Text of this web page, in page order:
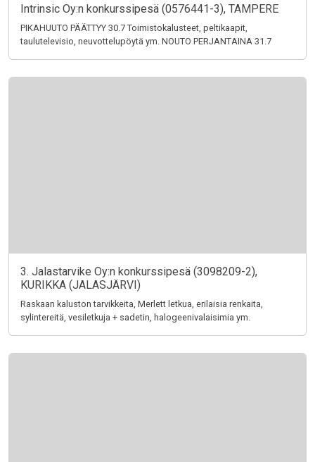
Intrinsic Oy:n konkurssipesä (0576441-3), TAMPERE
PIKAHUUTO PÄÄTTYY 30.7 Toimistokalusteet, peltikaapit,
taulutelevisio, neuvottelupöytä ym. NOUTO PERJANTAINA 31.7
3. Jalastarvike Oy:n konkurssipesä (3098209-2),
KURIKKA (JALASJÄRVI)
Raskaan kaluston tarvikkeita, Merlett letkua, erilaisia renkaita,
sylintereitä, vesiletkuja + sadetin, halogeenivalaisimia ym.